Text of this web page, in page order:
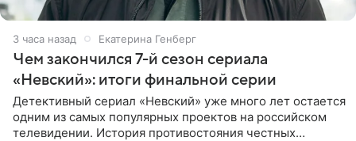
3 часа назад Екатерина Генберг
Чем закончился 7-й сезон сериала
«Невский»: итоги финальной серии
Детективный сериал «Невский» уже много лет остается
одним из самых популярных проектов на российском
телевидении. История противостояния честных